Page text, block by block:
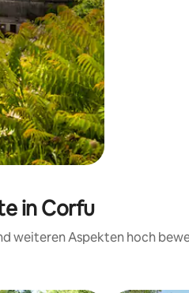
in Corfu
weiteren Aspekten hoch